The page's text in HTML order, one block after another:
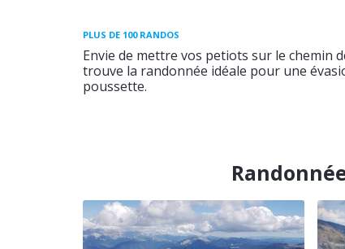
PLUS DE 100 RANDOS
Envie de mettre vos petiots sur le chemin
trouve la randonnée idéale pour une
poussette.